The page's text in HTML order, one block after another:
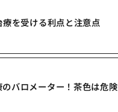
を受ける利点と注意点
バロメーター！茶色は危険